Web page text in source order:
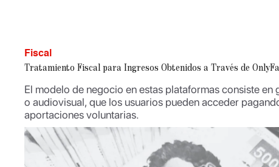
Fiscal
Tratamiento Fiscal para Ingresos Obtenidos a Través de
El modelo de negocio en estas plataformas consiste
o audiovisual, que los usuarios pueden acceder
aportaciones voluntarias.